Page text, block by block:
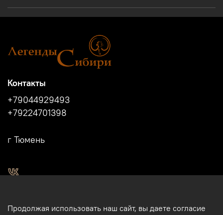
Контакты
+79044929493
+79224701398
г Тюмень
Продолжая использовать наш сайт, вы даете согласие